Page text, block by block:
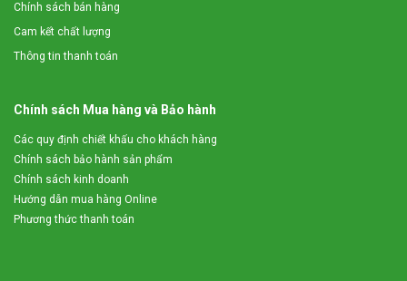
Chính sách bán hàng
Cam kết chất lượng
Thông tin thanh toán
Chính sách Mua hàng và Bảo hành
Các quy định chiết khấu cho khách hàng
Chính sách bảo hành sản phẩm
Chính sách kinh doanh
Hướng dẫn mua hàng Online
Phương thức thanh toán